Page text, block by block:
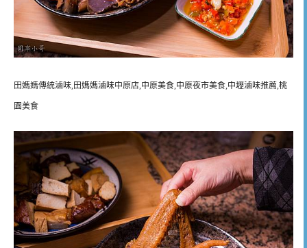
田媽媽傳統滷味,田媽媽滷味中原店,中原美食,中原夜市美食,中壢滷味推薦,桃
園美食